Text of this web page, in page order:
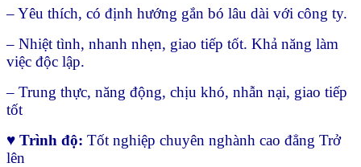
– Yêu thích, có định hướng gắn bó lâu dài với công ty.
– Nhiệt tình, nhanh nhẹn, giao tiếp tốt. Khả năng làm
việc độc lập.
– Trung thực, năng động, chịu khó, nhẫn nại, giao tiếp
tốt
♥ Trình độ: Tốt nghiệp chuyên nghành cao đẳng Trở
lên